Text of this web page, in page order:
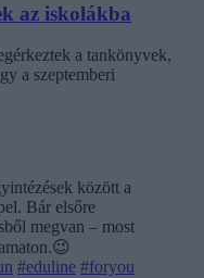
az iskolákba
a tankönyvek,
a szeptemberi
között a
Bár elsőre
megvan – most
#eduline #foryou